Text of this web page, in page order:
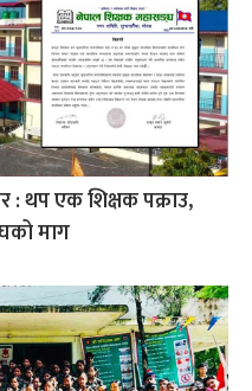
: थप एक शिक्षक पक्राउ,
माग